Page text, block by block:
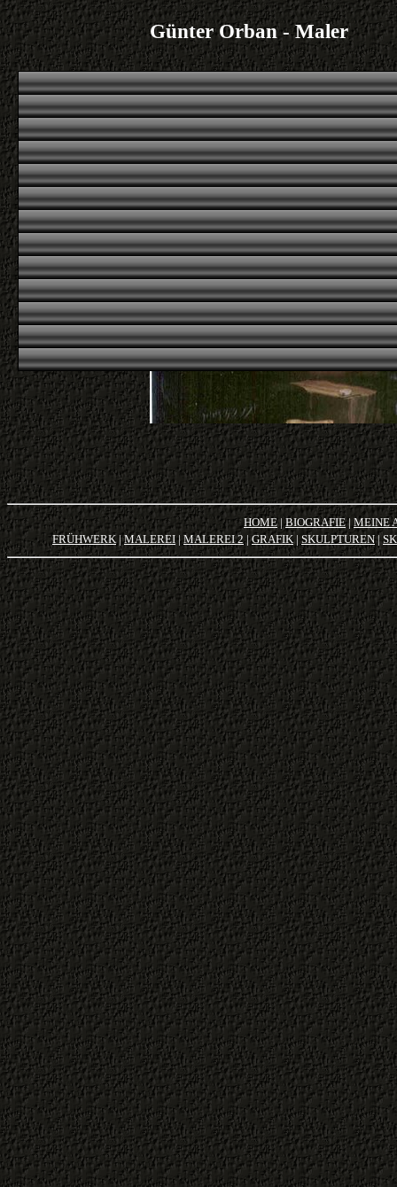
Günter Orban - Maler
Übersicht1|Übersicht2|erstes|voriges|
HOME|BIOGRAFIE| MEINE
FRÜHWERK |MALEREI |MALEREI 2|GRAFIK | SKULPTUREN|